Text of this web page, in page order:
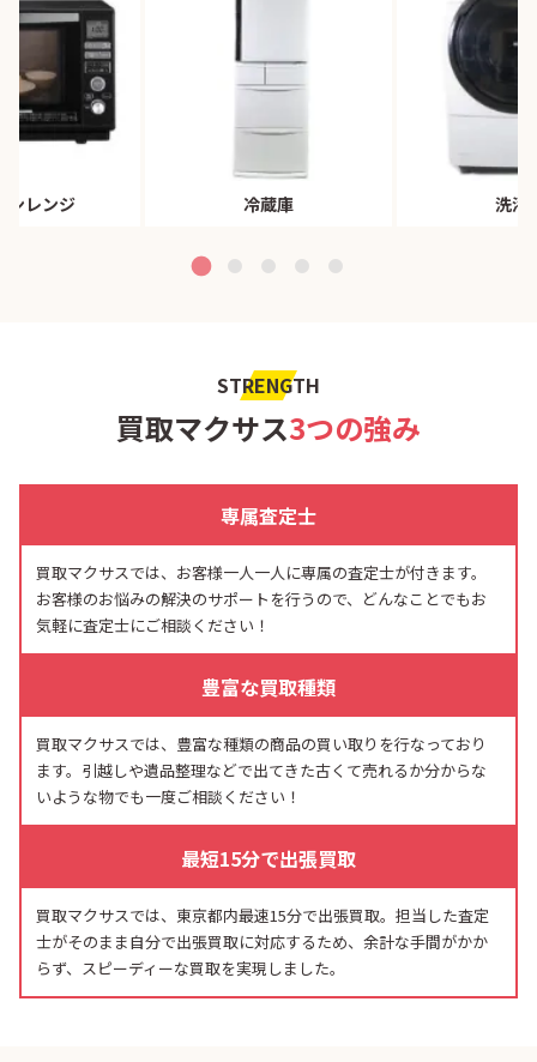
ンレンジ 冷蔵庫 洗濯
STRENGTH
買取マクサス3つの強み
専属査定士
買取マクサスでは、お客様一人一人に専属の査定士が付きます。
お客様のお悩みの解決のサポートを行うので、どんなことでもお
気軽に査定士にご相談ください！
豊富な買取種類
買取マクサスでは、豊富な種類の商品の買い取りを行なっており
ます。引越しや遺品整理などで出てきた古くて売れるか分からな
いような物でも一度ご相談ください！
最短15分で出張買取
買取マクサスでは、東京都内最速15分で出張買取。担当した査定
士がそのまま自分で出張買取に対応するため、余計な手間がかか
らず、スピーディーな買取を実現しました。